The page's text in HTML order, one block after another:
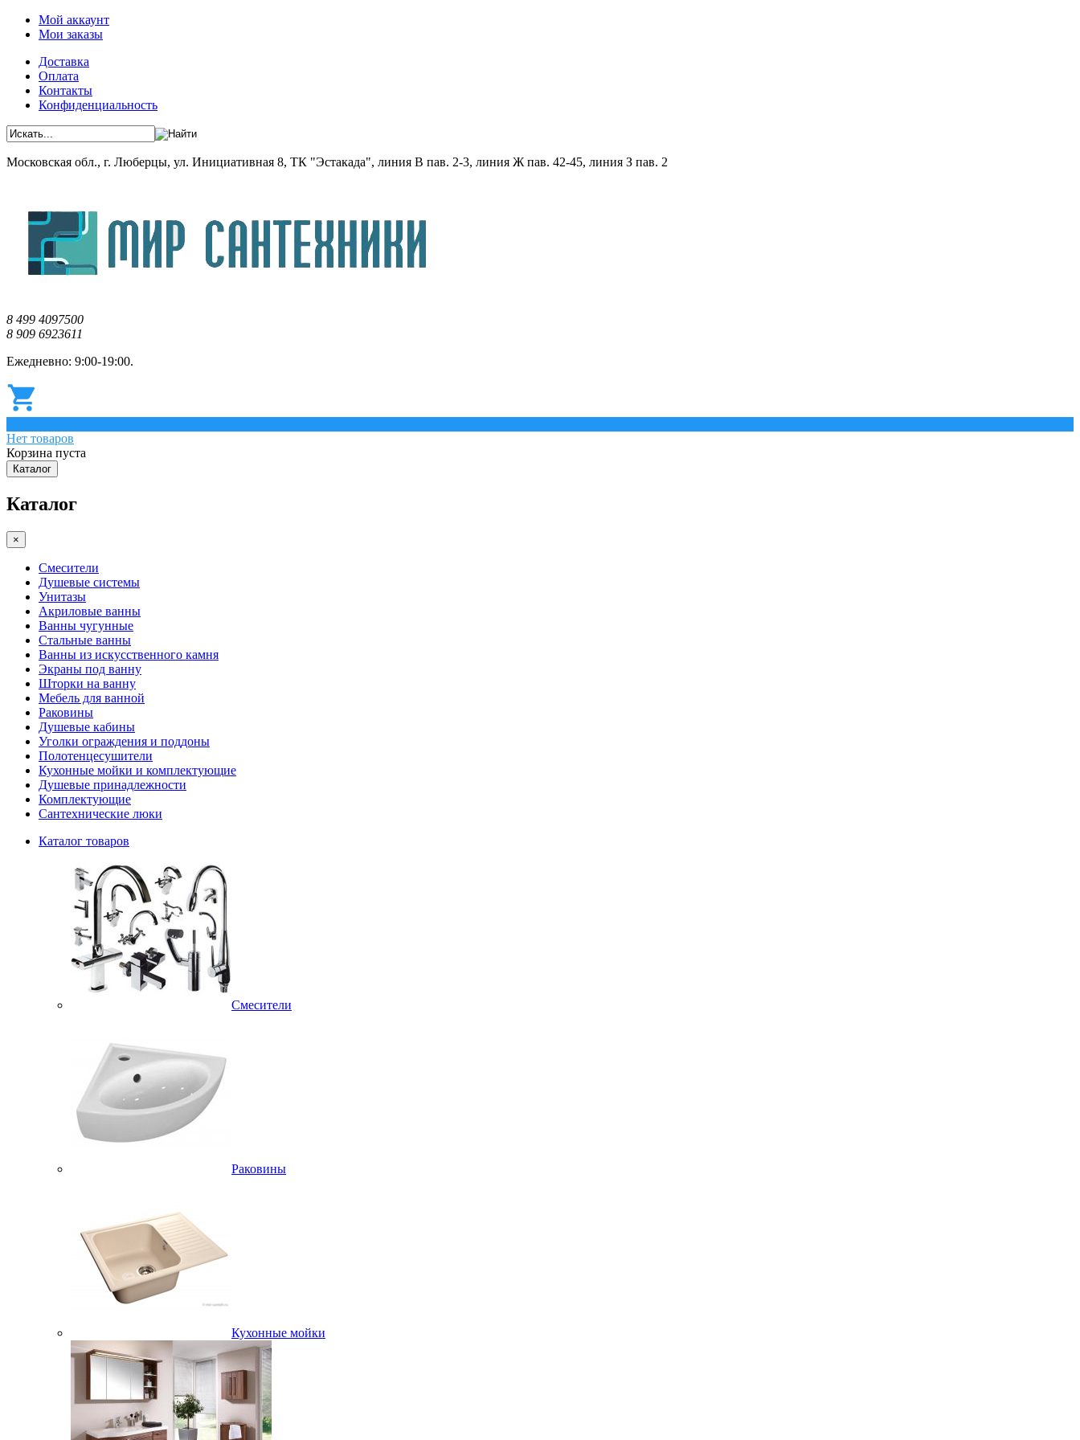
Мой аккаунт
Мои заказы
Доставка
Оплата
Контакты
Конфиденциальность
Московская обл., г. Люберцы, ул. Инициативная 8, ТК "Эстакада", линия В пав. 2-3, линия Ж пав. 42-45, линия З пав. 2
8 499 4097500
8 909 6923611
Ежедневно: 9:00-19:00.
Нет товаров
Корзина пуста
Каталог
Каталог
×
Смесители
Душевые системы
Унитазы
Акриловые ванны
Ванны чугунные
Стальные ванны
Ванны из искусственного камня
Экраны под ванну
Шторки на ванну
Мебель для ванной
Раковины
Душевые кабины
Уголки ограждения и поддоны
Полотенцесушители
Кухонные мойки и комплектующие
Душевые принадлежности
Комплектующие
Сантехнические люки
Каталог товаров
Смесители
Раковины
Кухонные мойки